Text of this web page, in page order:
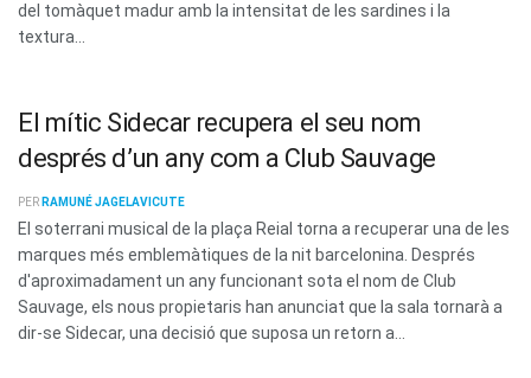
del tomàquet madur amb la intensitat de les sardines i la
textura...
El mític Sidecar recupera el seu nom
després d’un any com a Club Sauvage
PER RAMUNÉ JAGELAVICUTE
El soterrani musical de la plaça Reial torna a recuperar una de les
marques més emblemàtiques de la nit barcelonina. Després
d'aproximadament un any funcionant sota el nom de Club
Sauvage, els nous propietaris han anunciat que la sala tornarà a
dir-se Sidecar, una decisió que suposa un retorn a...